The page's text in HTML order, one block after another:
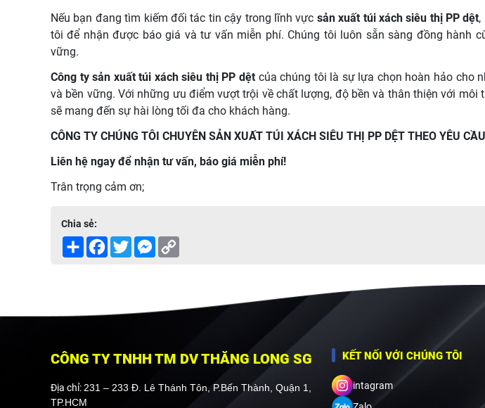
Nếu bạn đang tìm kiếm đối tác tin cậy trong lĩnh vực sản xuất túi xách siêu thị PP dệt,
tôi để nhận được báo giá và tư vấn miễn phí. Chúng tôi luôn sẵn sàng đồng hành
vững.
Công ty sản xuất túi xách siêu thị PP dệt của chúng tôi là sự lựa chọn hoàn hảo cho
và bền vững. Với những ưu điểm vượt trội về chất lượng, độ bền và thân thiện với môi
sẽ mang đến sự hài lòng tối đa cho khách hàng.
CÔNG TY CHÚNG TÔI CHUYÊN SẢN XUẤT TÚI XÁCH SIÊU THỊ PP DỆT THEO YÊU
Liên hệ ngay để nhận tư vấn, báo giá miễn phí!
Trân trọng cảm ơn;
Chia sẻ:
Share Facebook
TwitterMessenger
CÔNG TY TNHH TM DV THĂNG LONG SG
Địa chỉ: 231 – 233 Đ. Lê Thánh Tôn, P.Bến Thành, Quận 1,
TP.HCM
KẾT NỐI VỚI CHÚNG TÔI
intagram